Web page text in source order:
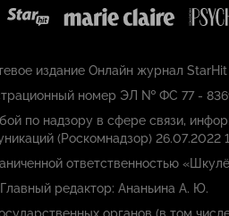
издание Онлайн журнал StarHit
номер ЭЛ № ФС 77 -
по надзору в сфере связи,
(Роскомнадзор) 26.07.2022
ответственностью
Главный редактор: Ананьина А. Ю.